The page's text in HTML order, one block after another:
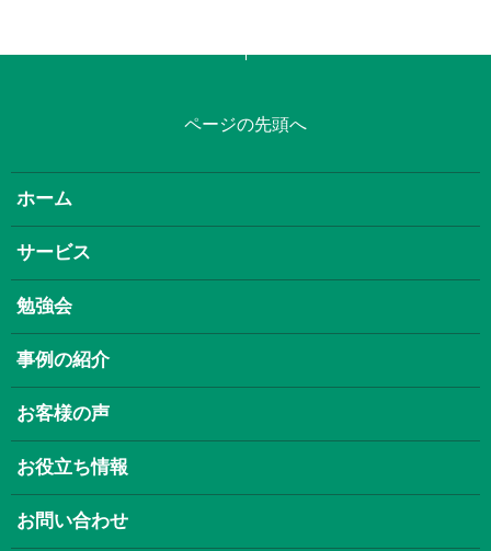
ページの先頭へ
ホーム
サービス
勉強会
事例の紹介
お客様の声
お役立ち情報
お問い合わせ